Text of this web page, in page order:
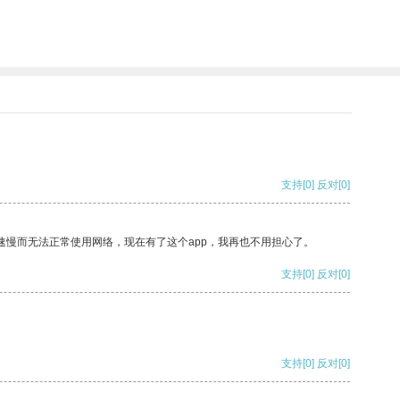
支持[0] 反对[0]
而无法正常使用网络，现在有了这个app，我再也不用担心了。
支持[0] 反对[0]
支持[0] 反对[0]